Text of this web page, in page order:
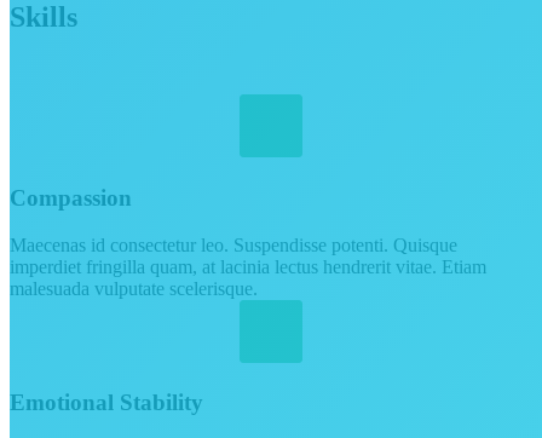
Skills
Compassion
Maecenas id consectetur leo. Suspendisse potenti. Quisque
imperdiet fringilla quam, at lacinia lectus hendrerit vitae. Etiam
malesuada vulputate scelerisque.
Emotional Stability